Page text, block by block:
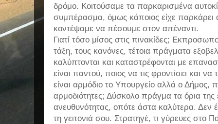
δρόμο. Κοιτούσαμε τα παρκαρισμένα
συμπέρασμα, όμως κάποιος είχε παρκάρει
κοντέψαμε να πέσουμε στον απέναντι.
Γιατί τόσο μίσος στις πινακίδες;
τάξη, τους κανόνες, τέτοια πράγματα
καλύπτονται και καταστρέφονται με
είναι παντού, ποιος να τις φροντίσει και
είναι αρμόδιο το Υπουργείο αλλά ο Δήμος,
αρμοδιότητες; Δύσκολο πράγμα τα όρια
ανευθυνότητας, οπότε άστα καλύτερα. Δεν
τη γειτονιά σου. Στρατηγέ, τι γύρευες στο